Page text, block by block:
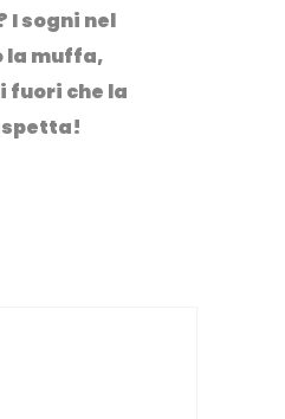
I sogni nel
la muffa,
che la